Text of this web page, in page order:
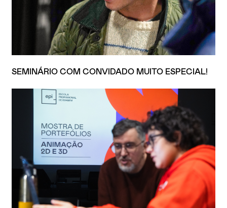
SEMINÁRIO COM CONVIDADO MUITO ESPECIAL!